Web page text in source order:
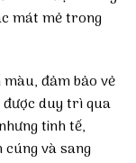
mát mẻ trong
đảm bảo vẻ
được duy trì qua
tinh tế,
cúng và sang